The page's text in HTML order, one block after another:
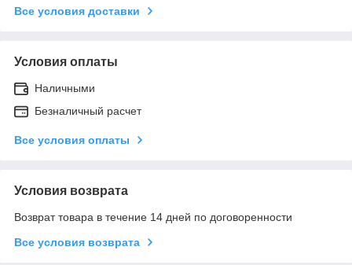
Все условия доставки
Условия оплаты
Наличными
Безналичный расчет
Все условия оплаты
Условия возврата
Возврат товара в течение 14 дней по договоренности
Все условия возврата